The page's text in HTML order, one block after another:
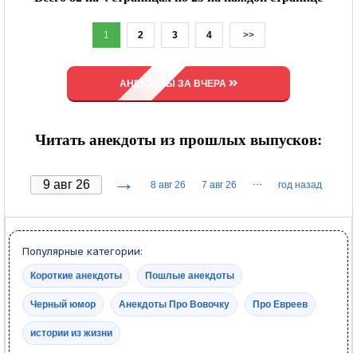
1 2 3 4 >>
АНЕКДОТЫ ЗА ВЧЕРА
Читать анекдоты из прошлых выпусков:
→ 8 авг 26 7 авг 26 ··· год назад
Популярные категории:
Короткие анекдоты Пошлые анекдоты
Черный юмор Анекдоты Про Вовочку Про Евреев
истории из жизни